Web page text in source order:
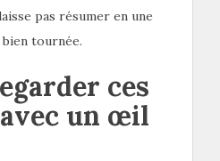
pas résumer en une
tournée.
ces
un œil